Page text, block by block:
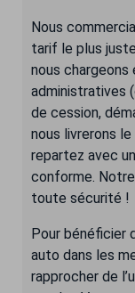
Nous
tarif le plus
nous
administratives
de cession,
nous livrerons
repartez avec
conforme.
toute sécurité !
Pour
auto dans les
rapprocher de